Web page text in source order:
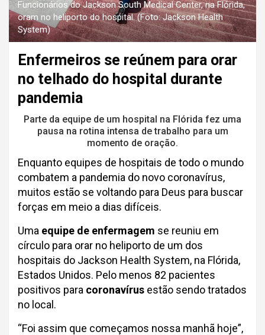
Funcionários do Jackson South Medical Center, na Flórida,
oram no heliporto do hospital. (Foto: Jackson Health
System)
Enfermeiros se reúnem para orar
no telhado do hospital durante
pandemia
Parte da equipe de um hospital na Flórida fez uma
pausa na rotina intensa de trabalho para um
momento de oração.
Enquanto equipes de hospitais de todo o mundo
combatem a pandemia do novo coronavírus,
muitos estão se voltando para Deus para buscar
forças em meio a dias difíceis.
Uma equipe de enfermagem se reuniu em
círculo para orar no heliporto de um dos
hospitais do Jackson Health System, na Flórida,
Estados Unidos. Pelo menos 82 pacientes
positivos para coronavírus estão sendo tratados
no local.
“Foi assim que começamos nossa manhã hoje”,